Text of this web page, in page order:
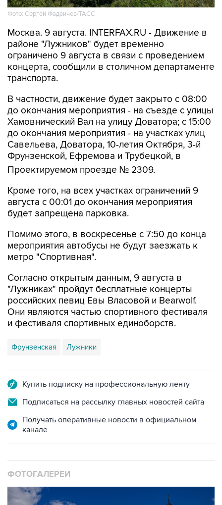
Москва. 9 августа. INTERFAX.RU - Движение в
ограничено 9 августа в связи с проведением
концерта, сообщили в столичном департаменте
транспорта.
В частности, движение будет закрыто с 08:00
Хамовнический Вал на улицу Доватора; с 15:00
до окончания мероприятия - на участках улиц
Савельева, Доватора, 10-летия Октября, 3-й
Фрунзенской, Ефремова и Трубецкой, в
Проектируемом проезде № 2309.
Кроме того, на всех участках ограничений 9
будет запрещена парковка.
Помимо этого, в воскресенье с 7:50 до конца
метро "Спортивная".
Согласно открытым данным, 9 августа в
российских певиц Евы Власовой и Bearwolf.
Они являются частью спортивного фестиваля
и фестиваля спортивных единоборств.
Фрунзенская Лужники
Подписаться на рассылку главных новостей сайта
Получать оперативные новости в официальном